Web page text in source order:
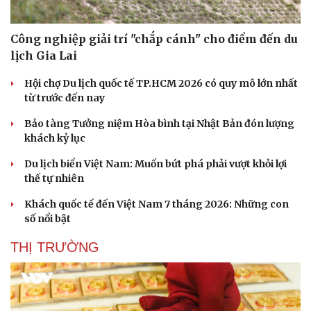
Dinh dưỡng - món ngon
Cây thuốc
Nhi khoa
Nam khoa
Làm đẹp - giảm cân
Phòng mạch online
Ăn sạch sống khỏe
Nhà đẹp
Công nghiệp giải trí "chắp cánh" cho điểm đến du
lịch Gia Lai
Hội chợ Du lịch quốc tế TP.HCM 2026 có quy mô lớn nhất
từ trước đến nay
Bảo tàng Tưởng niệm Hòa bình tại Nhật Bản đón lượng
khách kỷ lục
Du lịch biển Việt Nam: Muốn bứt phá phải vượt khỏi lợi
thế tự nhiên
Khách quốc tế đến Việt Nam 7 tháng 2026: Những con
số nổi bật
THỊ TRƯỜNG